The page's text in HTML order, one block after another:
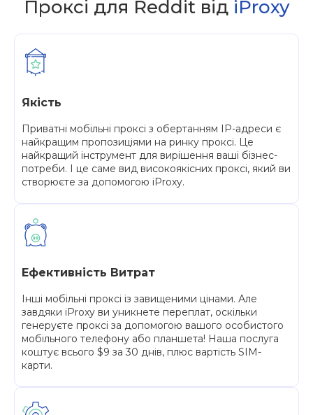
Проксі для Reddit від iProxy
Якість
Приватні мобільні проксі з обертанням IP-адреси є
найкращим пропозиціями на ринку проксі. Це
найкращий інструмент для вирішення ваші бізнес-
потреби. І це саме вид високоякісних проксі, який ви
створюєте за допомогою iProxy.
Ефективність Витрат
Інші мобільні проксі із завищеними цінами. Але
завдяки iProxy ви уникнете переплат, оскільки
генеруєте проксі за допомогою вашого особистого
мобільного телефону або планшета! Наша послуга
коштує всього $9 за 30 днів, плюс вартість SIM-
карти.